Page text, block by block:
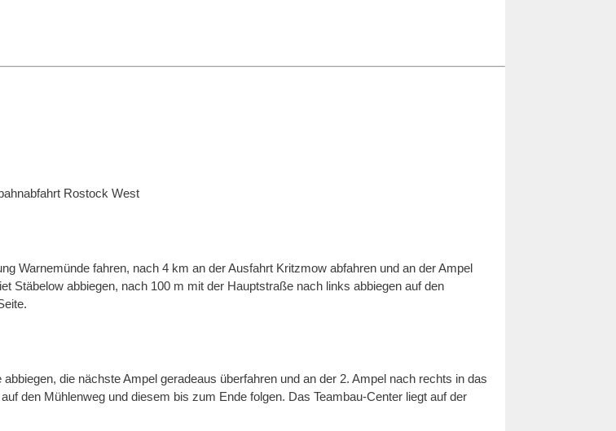
Rostock West
Warnemünde fahren, nach 4 km an der Ausfahrt Kritzmow abfahren und an der Ampel
Stäbelow abbiegen, nach 100 m mit der Hauptstraße nach links abbiegen auf den
die nächste Ampel geradeaus überfahren und an der 2. Ampel nach rechts in das
den Mühlenweg und diesem bis zum Ende folgen. Das Teambau-Center liegt auf der